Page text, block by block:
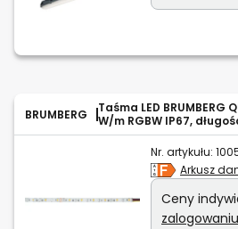
BRUMBERG
Taśma LED BRUMBERG
W/m RGBW IP67,
Nr. artykułu:
Arkusz
Ceny